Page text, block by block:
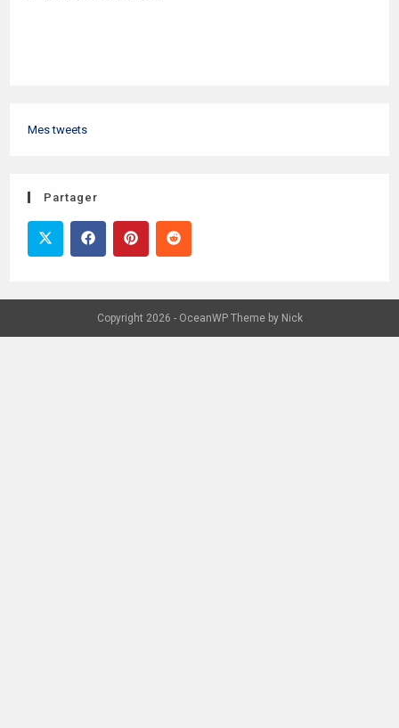
Mes tweets
Partager
Copyright 2026 - OceanWP Theme by Nick